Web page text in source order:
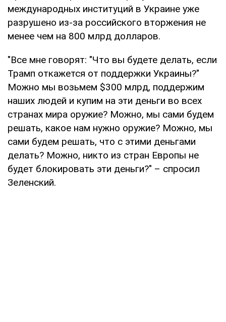
международных институций в Украине уже
разрушено из-за российского вторжения не
менее чем на 800 млрд долларов.
"Все мне говорят: "Что вы будете делать, если
Трамп откажется от поддержки Украины?"
Можно мы возьмем $300 млрд, поддержим
наших людей и купим на эти деньги во всех
странах мира оружие? Можно, мы сами будем
решать, какое нам нужно оружие? Можно, мы
сами будем решать, что с этими деньгами
делать? Можно, никто из стран Европы не
будет блокировать эти деньги?" – спросил
Зеленский.